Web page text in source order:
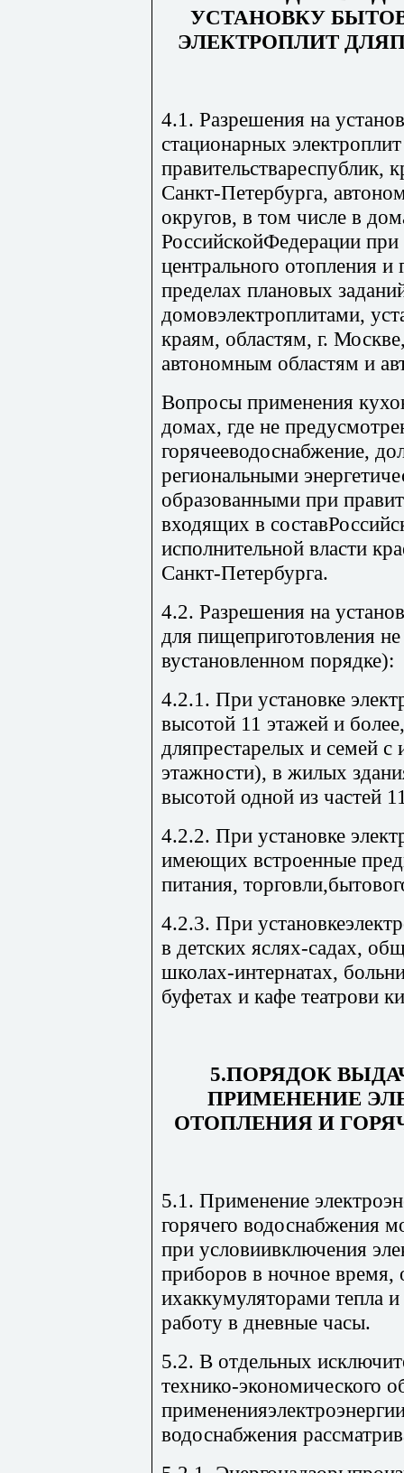
УСТАНОВКУ
ЭЛЕКТРОПЛИТ
4.1. Разрешения на
стационарных
правительствареспублик,
Санкт-Петербурга,
округов, в том числе в
РоссийскойФедерации
центрального отопления и
пределах плановых
домовэлектроплитами,
краям, областям, г.
автономным областям и
Вопросы применения
домах, где не
горячееводоснабжение,
региональными
образованными при
входящих в
исполнительной власти
Санкт-Петербурга.
4.2. Разрешения на
для пищеприготовления
вустановленном порядке):
4.2.1. При установке
высотой 11 этажей и
дляпрестарелых и семей
этажности), в жилых
высотой одной из частей
4.2.2. При установке
имеющих встроенные
питания,
4.2.3. При
в детских яслях-садах,
школах-интернатах,
буфетах и кафе театрови
5.ПОРЯДОК
ПРИМЕНЕНИЕ
ОТОПЛЕНИЯ И
5.1. Применение
горячего водоснабжения
при условиивключения
приборов в ночное время,
ихаккумуляторами тепла
работу в дневные часы.
5.2. В отдельных
технико-экономического
водоснабжения